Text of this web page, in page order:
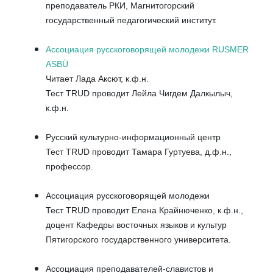
преподаватель РКИ, Магнитогорский
государственный педагогический институт.
Ассоциация русскоговорящей молодежи RUSMER
ASBÜ
Читает Лада Аксют, к.ф.н.
Тест TRUD проводит Лейла Чигдем Далкылыч,
к.ф.н.
Русский культурно-информационный центр
Тест TRUD проводит Тамара Гуртуева, д.ф.н.,
профессор.
Ассоциация русскоговорящей молодежи
Тест TRUD проводит Еленa Крайнюченко, к.ф.н.,
доцент Кафедры восточных языков и культур
Пятигорского государственного университета.
Ассоциация преподавателей-славистов и